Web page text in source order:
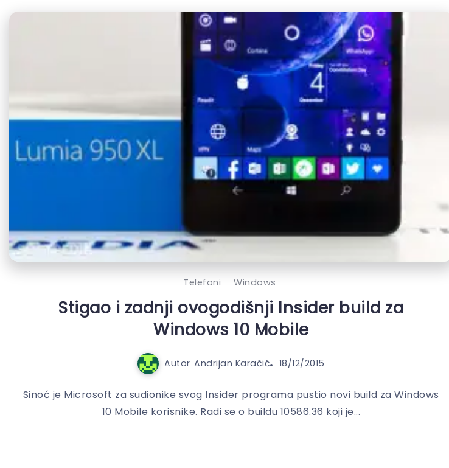
Telefoni Windows
Stigao i zadnji ovogodišnji Insider build za
Windows 10 Mobile
Autor Andrijan Karačić 18/12/2015
Sinoć je Microsoft za sudionike svog Insider programa pustio novi build za Windows
10 Mobile korisnike. Radi se o buildu 10586.36 koji je...